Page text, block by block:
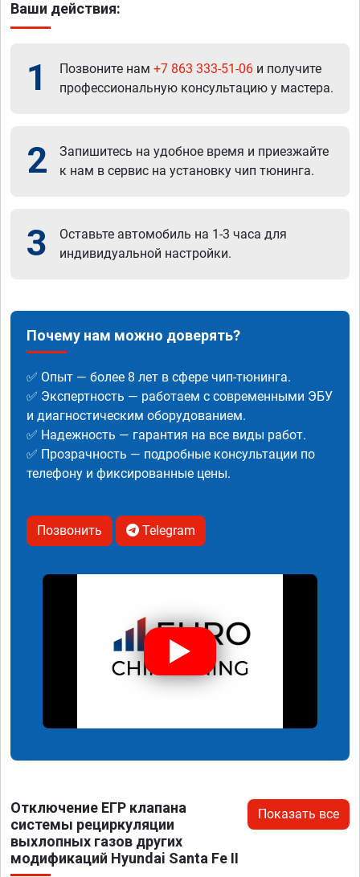
Ваши действия:
1 Позвоните нам +7 863 333-51-06 и получите
профессиональную консультацию у мастера.
2
Запишитесь на удобное время и приезжайте
к нам в сервис на установку чип тюнинга.
3
Оставьте автомобиль на 1-3 часа для
индивидуальной настройки.
Почему нам можно доверять?
✅ Опыт — более 8 лет в сфере чип-тюнинга.
✅ Экспертность — работаем с современными ЭБУ
и диагностическим оборудованием.
✅ Надежность — гарантия на все виды работ.
✅ Прозрачность — подробные консультации по
телефону и фиксированные цены.
Позвонить Telegram
Отключение ЕГР клапана
системы рециркуляции
выхлопных газов других
модификаций Hyundai Santa Fe II
Показать все